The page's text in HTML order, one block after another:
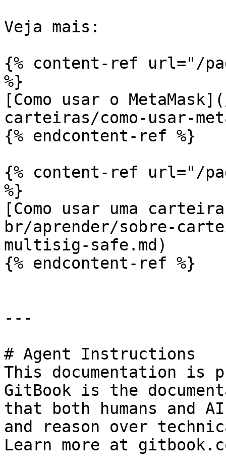
Veja mais:
{% content-ref url="/
%}
[Como usar o
carteiras/como-usar-
{% endcontent-ref %}
{% content-ref url="/
%}
[Como usar uma
br/aprender/sobre-
multisig-safe.md)
{% endcontent-ref %}
---
# Agent Instructions
This documentation is
GitBook is the
that both humans and
and reason over
Learn more at